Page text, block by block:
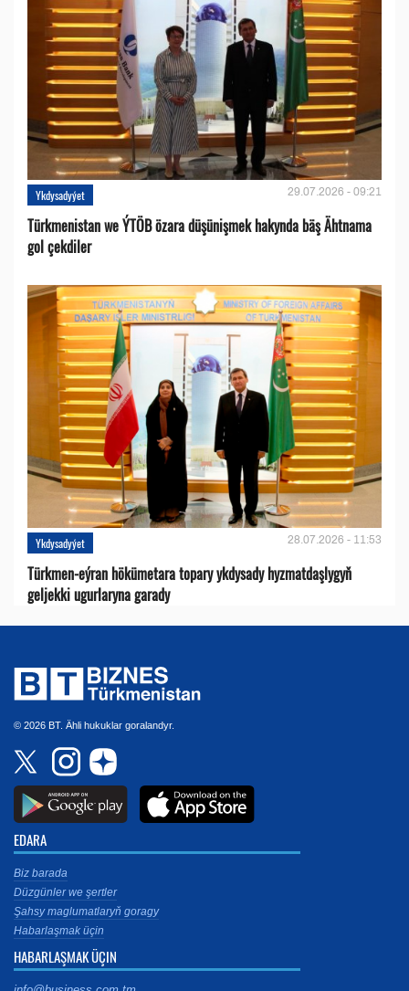
Ykdysadyýet 29.07.2026 - 09:21
Türkmenistan we ÝTÖB özara düşünişmek hakynda bäş Ähtnama
gol çekdiler
Ykdysadyýet 28.07.2026 - 11:53
Türkmen-eýran hökümetara topary ykdysady hyzmatdaşlygyň
geljekki ugurlaryna garady
© 2026 BT. Ähli hukuklar goralandyr.
EDARA
Biz barada
Düzgünler we şertler
Şahsy maglumatlaryň goragy
Habarlaşmak üçin
HABARLAŞMAK ÜÇIN